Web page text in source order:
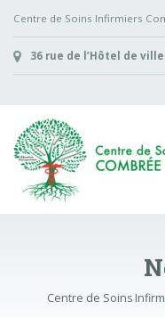
Centre de Soins Infirmiers
36 rue de l’Hôtel de ville -
Centre de Soins